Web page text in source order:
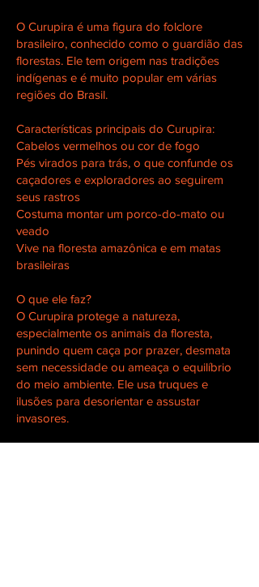
O Curupira é uma figura do folclore
brasileiro, conhecido como o guardião das
florestas. Ele tem origem nas tradições
indígenas e é muito popular em várias
regiões do Brasil.
Características principais do Curupira:
Cabelos vermelhos ou cor de fogo
Pés virados para trás, o que confunde os
caçadores e exploradores ao seguirem
seus rastros
Costuma montar um porco-do-mato ou
veado
Vive na floresta amazônica e em matas
brasileiras
O que ele faz?
O Curupira protege a natureza,
especialmente os animais da floresta,
punindo quem caça por prazer, desmata
sem necessidade ou ameaça o equilíbrio
do meio ambiente. Ele usa truques e
ilusões para desorientar e assustar
invasores.